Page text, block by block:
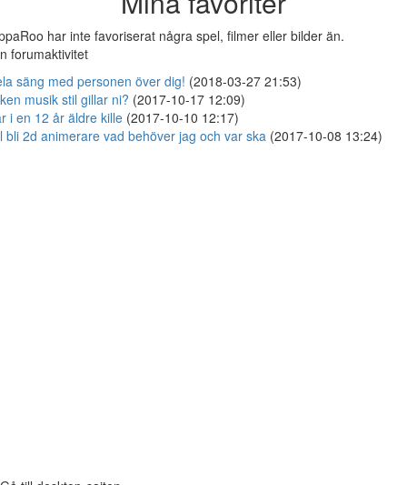
har inte favoriserat några spel, filmer eller bilder än.
forumaktivitet
säng med personen över dig! (2018-03-27 21:53)
musik stil gillar ni? (2017-10-17 12:09)
i en 12 år äldre kille (2017-10-10 12:17)
bli 2d animerare vad behöver jag och var ska (2017-10-08 13:24)